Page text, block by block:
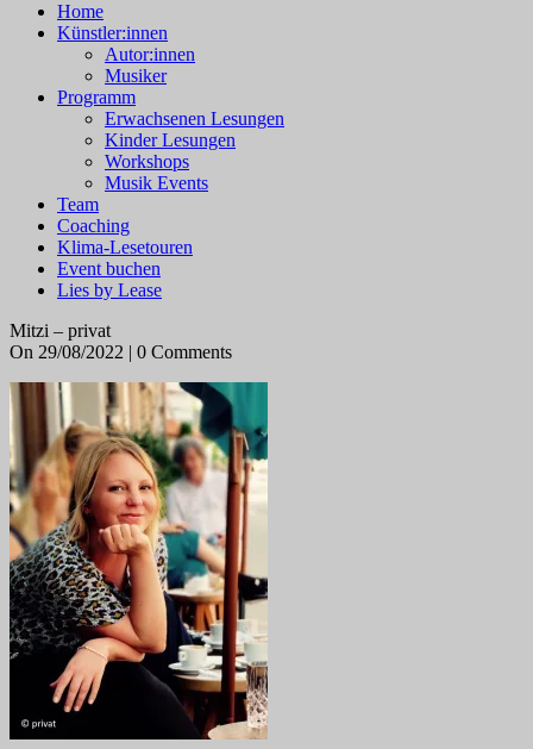
Home
Künstler:innen
Autor:innen
Musiker
Programm
Erwachsenen Lesungen
Kinder Lesungen
Workshops
Musik Events
Team
Coaching
Klima-Lesetouren
Event buchen
Lies by Lease
Mitzi – privat
On 29/08/2022 | 0 Comments